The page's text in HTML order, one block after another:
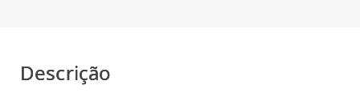
Descrição